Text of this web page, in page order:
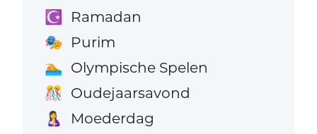
☪️ Ramadan
🎭 Purim
🏊 Olympische Spelen
🎊 Oudejaarsavond
🤱 Moederdag